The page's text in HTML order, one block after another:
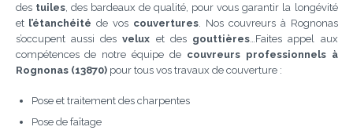
des tuiles, des bardeaux de qualité, pour vous garantir la longévité
et l’étanchéité de vos couvertures . Nos couvreurs à Rognonas
s’occupent aussi desvelux et des gouttières …Faites appel aux
compétences de notre équipe de couvreurs professionnels à
Rognonas (13870)pour tous vos travaux de couverture :
Pose et traitement des charpentes
Pose de faîtage